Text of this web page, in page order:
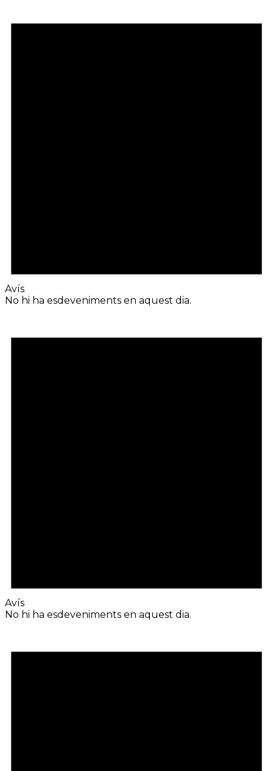
Avís
No hi ha esdeveniments en aquest dia.
Avís
No hi ha esdeveniments en aquest dia.